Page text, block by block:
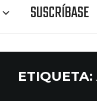
SUSCRÍBASE
ETIQUETA: